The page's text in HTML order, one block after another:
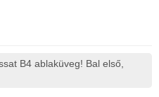
B4 ablaküveg! Bal első,